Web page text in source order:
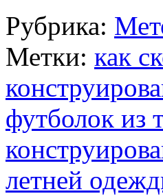
Рубрика:
Метки: как
футболок из
летней